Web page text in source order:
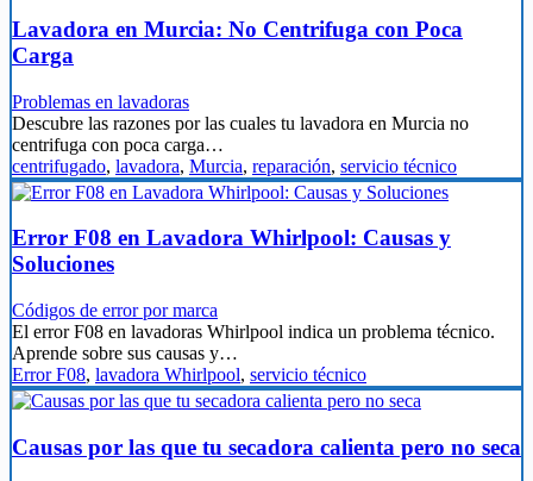
Lavadora en Murcia: No Centrifuga con Poca
Carga
Problemas en lavadoras
Descubre las razones por las cuales tu lavadora en Murcia no
centrifuga con poca carga…
centrifugado, lavadora, Murcia, reparación, servicio técnico
Error F08 en Lavadora Whirlpool: Causas y
Soluciones
Códigos de error por marca
El error F08 en lavadoras Whirlpool indica un problema técnico.
Aprende sobre sus causas y…
Error F08, lavadora Whirlpool, servicio técnico
Causas por las que tu secadora calienta pero no seca